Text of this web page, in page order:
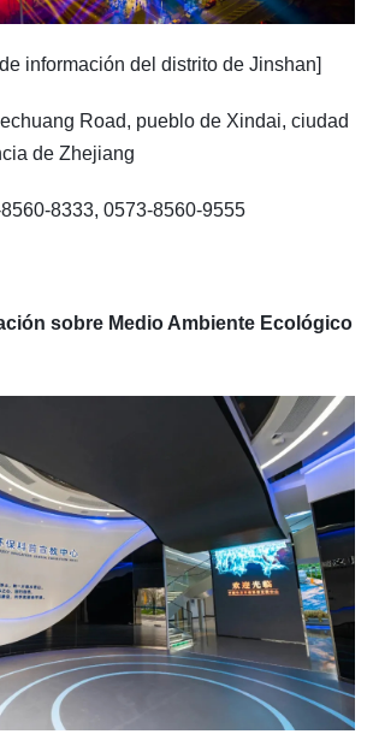
información del distrito de Jinshan]
Road, pueblo de Xindai, ciudad
de Zhejiang
8333, 0573-8560-9555
sobre Medio Ambiente Ecológico